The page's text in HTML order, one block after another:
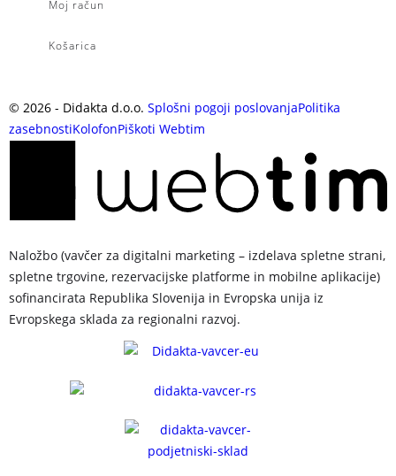
Moj račun
Košarica
© 2026 - Didakta d.o.o. Splošni pogoji poslovanjaPolitika
zasebnostiKolofonPiškoti Webtim
Naložbo (vavčer za digitalni marketing – izdelava spletne strani,
spletne trgovine, rezervacijske platforme in mobilne aplikacije)
sofinancirata Republika Slovenija in Evropska unija iz
Evropskega sklada za regionalni razvoj.